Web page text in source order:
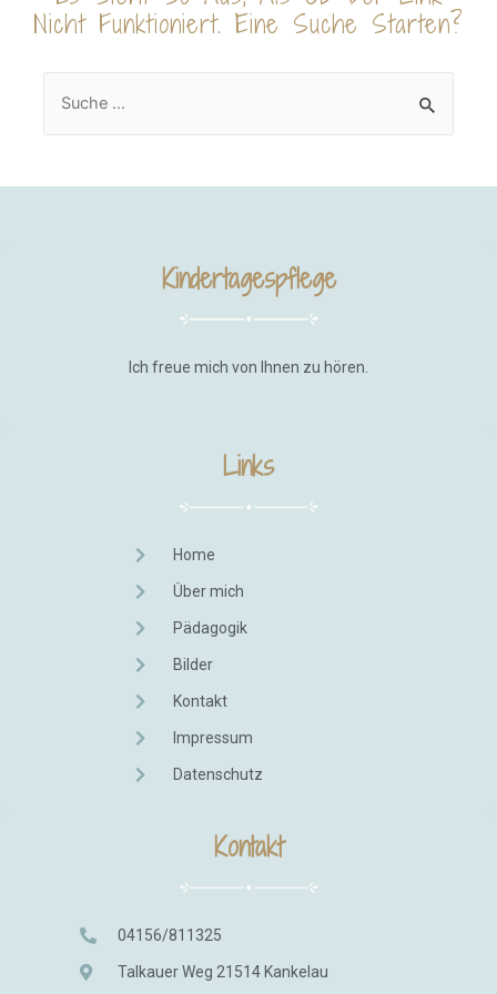
Nicht Funktioniert. Eine Suche Starten?
Kindertagespflege
Ich freue mich von Ihnen zu hören.
Links
Home
Über mich
Pädagogik
Bilder
Kontakt
Impressum
Datenschutz
Kontakt
04156/811325
Talkauer Weg 21514 Kankelau